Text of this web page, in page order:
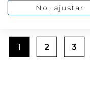
VER
1 2 3
No, ajustar